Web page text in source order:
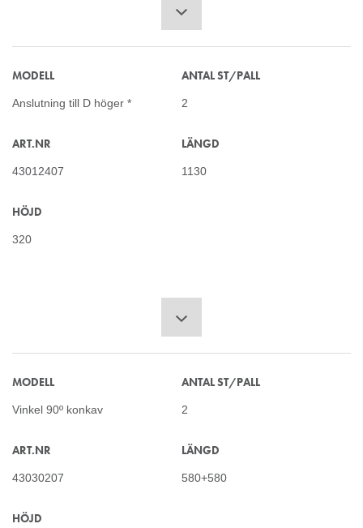
MODELL
Anslutning till D höger *
ART.NR
43012407
LÄNGD
1130
HÖJD
320
ANTAL ST/PALL
2
MODELL
Vinkel 90º konkav
ART.NR
43030207
LÄNGD
580+580
HÖJD
ANTAL ST/PALL
2